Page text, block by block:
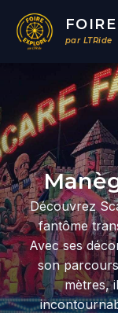
contenu
par LTRide
05/07/2026
Découvrez
fantôme
Avec ses
son
mètres,